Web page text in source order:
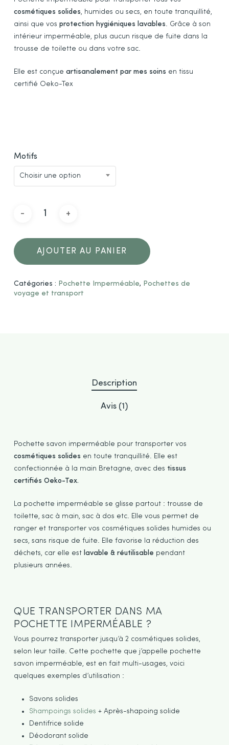
client
cosmétiques solides, humides ou secs, en toute tranquillité,
ainsi que vos protection hygiéniques lavables. Grâce à son
intérieur imperméable, plus aucun risque de fuite dans la
trousse de toilette ou dans votre sac.
Elle est conçue artisanalement par mes soins en tissu
certifié Oeko-Tex
Motifs
Choisir une option
AJOUTER AU PANIER
Catégories : Pochette Imperméable, Pochettes de
voyage et transport
Description
Avis (1)
Pochette savon imperméable pour transporter vos
cosmétiques solides en toute tranquillité. Elle est
confectionnée à la main Bretagne, avec des tissus
certifiés Oeko-Tex.
La pochette imperméable se glisse partout : trousse de
toilette, sac à main, sac à dos etc. Elle vous permet de
ranger et transporter vos cosmétiques solides humides ou
secs, sans risque de fuite. Elle favorise la réduction des
déchets, car elle est lavable & réutilisable pendant
plusieurs années.
QUE TRANSPORTER DANS MA
POCHETTE IMPERMÉABLE ?
Vous pourrez transporter jusqu’à 2 cosmétiques solides,
selon leur taille. Cette pochette que j’appelle pochette
savon imperméable, est en fait multi-usages, voici
quelques exemples d’utilisation :
Savons solides
Shampoings solides + Après-shapoing solide
Dentifrice solide
Déodorant solide